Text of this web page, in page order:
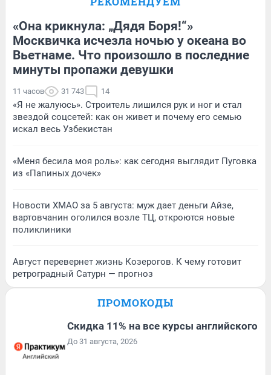
«Она крикнула: „Дядя Боря!“»
Москвичка исчезла ночью у океана во
Вьетнаме. Что произошло в последние
минуты пропажи девушки
11 часов 31 743 14
«Я не жалуюсь». Строитель лишился рук и ног и стал
звездой соцсетей: как он живет и почему его семью
искал весь Узбекистан
«Меня бесила моя роль»: как сегодня выглядит Пуговка
из «Папиных дочек»
Новости ХМАО за 5 августа: муж дает деньги Айзе,
вартовчанин оголился возле ТЦ, откроются новые
поликлиники
Август перевернет жизнь Козерогов. К чему готовит
ретроградный Сатурн — прогноз
ПРОМОКОДЫ
Скидка 11% на все курсы английского
До 31 августа, 2026